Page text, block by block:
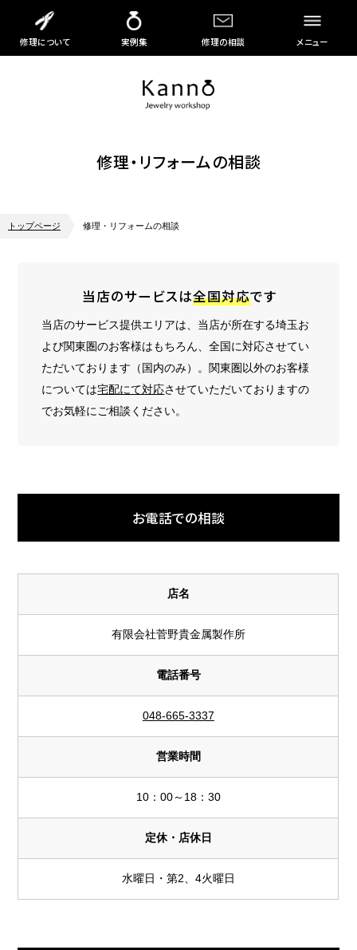
修理について 実例集 修理の相談 メニュー
修理・リフォームの相談
トップページ 修理・リフォームの相談
当店のサービスは全国対応です
当店のサービス提供エリアは、当店が所在する埼玉お
よび関東圏のお客様はもちろん、全国に対応させてい
ただいております（国内のみ）。関東圏以外のお客様
については宅配にて対応させていただいておりますの
でお気軽にご相談ください。
お電話での相談
店名
有限会社菅野貴金属製作所
電話番号
048-665-3337
営業時間
10：00～18：30
定休・店休日
水曜日・第2、4火曜日